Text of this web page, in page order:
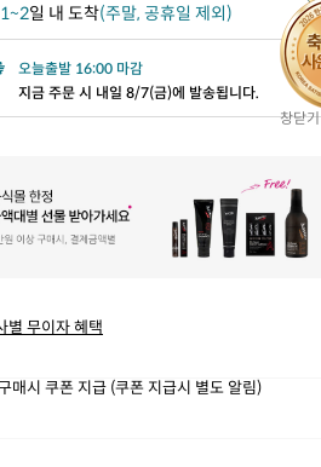
창닫기
1~2일 내 도착(주말, 공휴일 제외)
오늘출발 16:00 마감
지금 주문 시 내일 8/7(금)에 발송됩니다.
별 무이자 혜택
매시 쿠폰 지급 (쿠폰 지급시 별도 알림)